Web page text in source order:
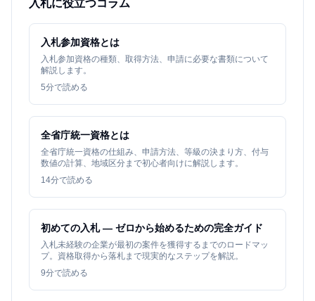
入札に役立つコラム
入札参加資格とは
入札参加資格の種類、取得方法、申請に必要な書類について
解説します。
5分で読める
全省庁統一資格とは
全省庁統一資格の仕組み、申請方法、等級の決まり方、付与
数値の計算、地域区分まで初心者向けに解説します。
14分で読める
初めての入札 — ゼロから始めるための完全ガイド
入札未経験の企業が最初の案件を獲得するまでのロードマッ
プ。資格取得から落札まで現実的なステップを解説。
9分で読める